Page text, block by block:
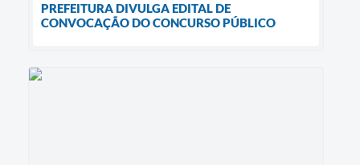
PREFEITURA DIVULGA EDITAL DE
CONVOCAÇÃO DO CONCURSO PÚBLICO